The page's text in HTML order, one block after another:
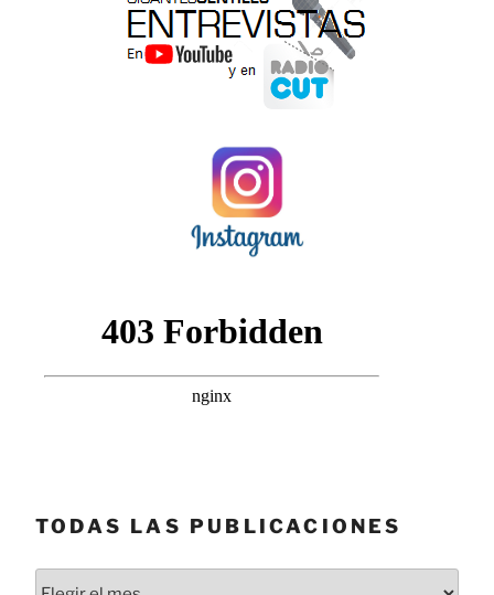
TODAS LAS PUBLICACIONES
Todas